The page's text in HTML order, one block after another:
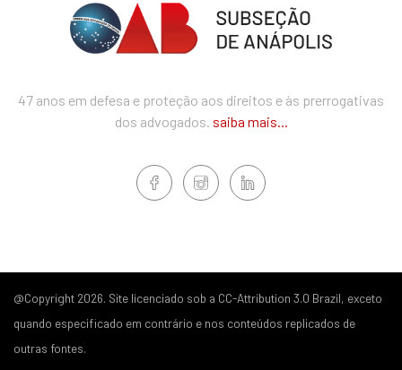
47 anos em defesa e proteção aos direitos e às prerrogativas
dos advogados. saiba mais...
@Copyright 2026. Site licenciado sob a CC-Attribution 3.0 Brazil, exceto
quando especificado em contrário e nos conteúdos replicados de
outras fontes.